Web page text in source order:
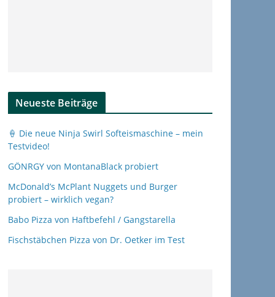
Neueste Beiträge
🍦 Die neue Ninja Swirl Softeismaschine – mein
Testvideo!
GÖNRGY von MontanaBlack probiert
McDonald’s McPlant Nuggets und Burger
probiert – wirklich vegan?
Babo Pizza von Haftbefehl / Gangstarella
Fischstäbchen Pizza von Dr. Oetker im Test